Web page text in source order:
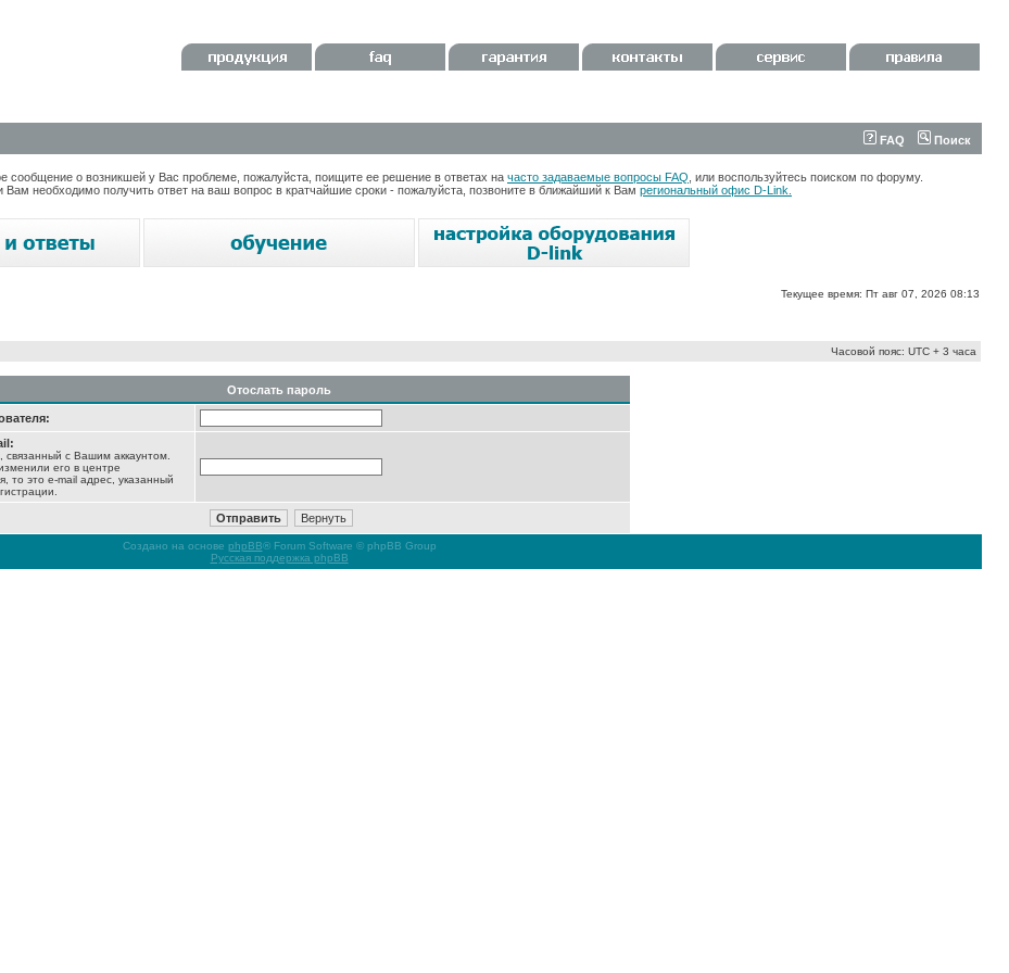
FAQ Поиск
о возникшей у Вас проблеме, пожалуйста, поищите ее решение в ответах на часто задаваемые вопросы FAQ , или воспользуйтесь поиском по форуму.
необходимо получить ответ на ваш вопрос в кратчайшие сроки - пожалуйста, позвоните в ближайший к Вам региональный офис D-Link.
Текущее время: Пт авг 07, 2026 08:13
Часовой пояс: UTC + 3 часа
Отослать пароль
связанный с Вашим аккаунтом.
его в центре
то это e-mail адрес, указанный
Создано на основе phpBB® Forum Software © phpBB Group
Русская поддержка phpBB